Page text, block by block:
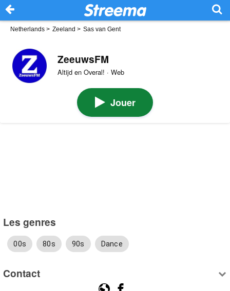
Netherlands > Zeeland > Sas van Gent
ZeeuwsFM
Altijd en Overal! · Web
Jouer
Les genres
00s 80s 90s Dance
Contact